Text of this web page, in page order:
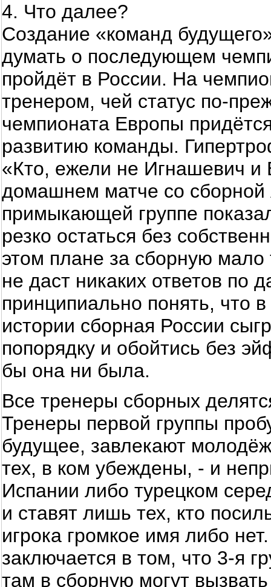
4. Что далее?
Создание «команд
думать о последующем
пройдёт в России. На
тренером, чей статус по-
чемпионата Европы
развитию команды.
«Кто, ежели не Игнашевич и
домашнем матче со сборной
примыкающей группе
резко остаться без
этом плане за сборную
не даст никаких ответов
принципиально понять, что
истории сборная России
попорядку и обойтись без
бы она ни была.
Все тренеры сборных
Тренеры первой группы
будущее, завлекают
тех, в ком убеждены, - и
Испании либо турецком
и ставят лишь тех, кто
игрока громкое имя либо
заключается в том, что 3-я
там в сборную могут